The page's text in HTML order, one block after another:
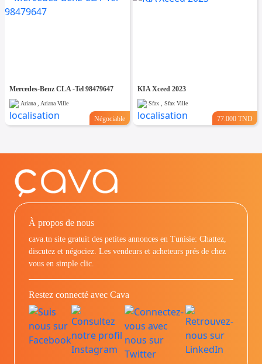
Mercedes-Benz CLA -Tel 98479647
Ariana , Ariana Ville
Négociable
KIA Xceed 2023
Sfax , Sfax Ville
77.000 TND
À propos de nous
cava.tn site gratuit des petites annonces en Tunisie: Chattez,
discutez et négociez. Les vendeurs et acheteurs prés de chez
vous en simple clic.
Restez connecté avec Cava